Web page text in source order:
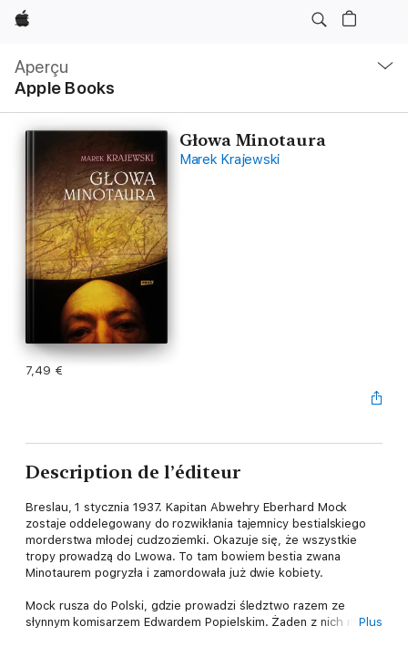
Apple
Aperçu
Apple Books
locale
Ouvrir
menu
Głowa Minotaura
Marek Krajewski
7,49 €
Description de l’éditeur
Breslau, 1 stycznia 1937. Kapitan Abwehry Eberhard Mock
zostaje oddelegowany do rozwikłania tajemnicy bestialskiego
morderstwa młodej cudzoziemki. Okazuje się, że wszystkie
tropy prowadzą do Lwowa. To tam bowiem bestia zwana
Minotaurem pogryzła i zamordowała już dwie kobiety.
Mock rusza do Polski, gdzie prowadzi śledztwo razem ze
słynnym komisarzem Edwardem Popielskim. Żaden z nich niePlus